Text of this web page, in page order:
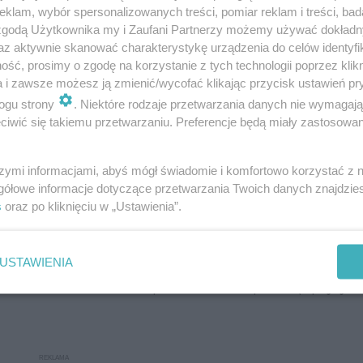
supermarketu dzwoni z propozycjami
wybrać i obejrzeć pieczywa, owoców i
podają jednak na stronach daty
reklamację od razu rozpatruje kurier, jeśli
to zrobić jak najszybciej. Niekiedy okazuje
zamówionych. Wtedy sklep zwraca
zamówieniu.
koniecznie przed zakupami przeczytać
jeszcze w obecności kuriera – sprawdzić,
uszkodzone podczas transportu (np.
wybór spersonalizowanych treści, pomiar reklam i treści,
Użytkownika my i Zaufani Partnerzy możemy używać
aktywnie skanować charakterystykę urządzenia do celów
prosimy o zgodę na korzystanie z tych technologii poprzez
i zawsze możesz ją zmienić/wycofać klikając przycisk ustawień
strony
. Niektóre rodzaje przetwarzania danych nie
się takiemu przetwarzaniu. Preferencje będą miały
informacjami, abyś mógł świadomie i komfortowo korzystać z
informacje dotyczące przetwarzania Twoich danych
oraz po kliknięciu w „Ustawienia”.
USTAWIENIA